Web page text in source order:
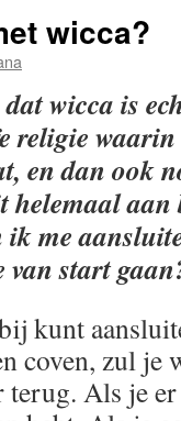
wicca?
wicca is
religie
en dan ook
helemaal
ik me
van start
kunt
coven, zul je
Als je